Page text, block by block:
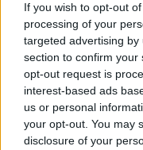
If you wish to opt-out
processing of your
targeted advertising
section to confirm your
opt-out request is
interest-based ads
us or personal
your opt-out. You may
disclosure of your
γνώριζες
μεταρρύθμιση την
καρδιά μου.
μαζί σου, όπου, με
και μας έδινες με
περιπλοκότητα
αναλάβει.